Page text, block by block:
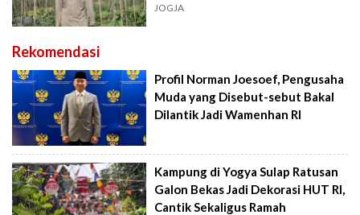
JOGJA
Rekomendasi
Profil Norman Joesoef, Pengusaha
Muda yang Disebut-sebut Bakal
Dilantik Jadi Wamenhan RI
Kampung di Yogya Sulap Ratusan
Galon Bekas Jadi Dekorasi HUT RI,
Cantik Sekaligus Ramah